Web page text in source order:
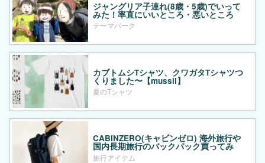
ジャングリア子連れ(8歳・5歳)でいって
みた！率直にいいところ・悪いところ
テーマパーク
カブトムシTシャツ、クワガタTシャツつ
くりました〜【mussii】
夏のTシャツ
CABINZERO(キャビンゼロ) 海外旅行や
国内長期旅行のバックパック買ってみ
た！
旅行アイテム